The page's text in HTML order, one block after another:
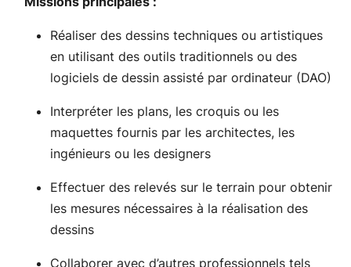
Réaliser des dessins techniques ou artistiques
en utilisant des outils traditionnels ou des
logiciels de dessin assisté par ordinateur (DAO)
Interpréter les plans, les croquis ou les
maquettes fournis par les architectes, les
ingénieurs ou les designers
Effectuer des relevés sur le terrain pour obtenir
les mesures nécessaires à la réalisation des
dessins
Collaborer avec d’autres professionnels tels